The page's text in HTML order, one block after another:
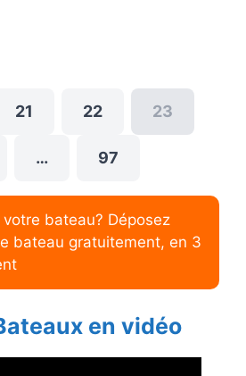
21 22 23
… 97
bateau? Déposez
bateau gratuitement, en 3
en vidéo